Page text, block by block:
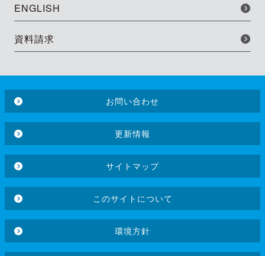
ENGLISH
資料請求
お問い合わせ
更新情報
サイトマップ
このサイトについて
環境方針